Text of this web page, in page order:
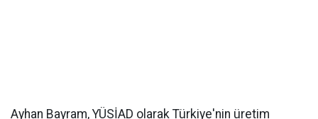
Ayhan Bayram, YÜSİAD olarak Türkiye'nin üretim